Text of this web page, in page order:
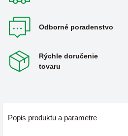
Odborné poradenstvo
Rýchle doručenie
tovaru
Popis produktu a parametre